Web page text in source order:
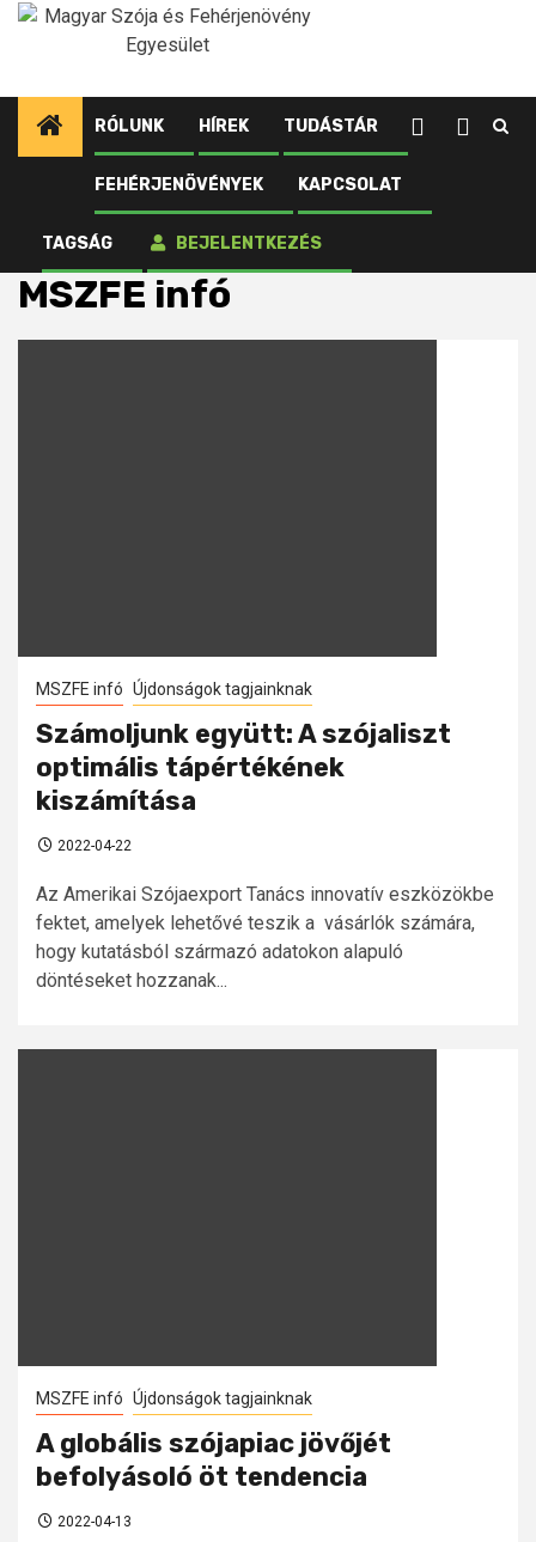
Ugrás
RÓLUNK HÍREK TUDÁSTÁR
FEHÉRJENÖVÉNYEK KAPCSOLAT
TAGSÁG BEJELENTKEZÉS
Kezdőlap Újdonságok tagjainknak
MSZFE infó
MSZFE infó
MSZFE infó Újdonságok tagjainknak
Számoljunk együtt: A szójaliszt
optimális tápértékének
kiszámítása
2022-04-22
Az Amerikai Szójaexport Tanács innovatív eszközökbe
fektet, amelyek lehetővé teszik a vásárlók számára,
hogy kutatásból származó adatokon alapuló
döntéseket hozzanak...
MSZFE infó Újdonságok tagjainknak
A globális szójapiac jövőjét
befolyásoló öt tendencia
2022-04-13